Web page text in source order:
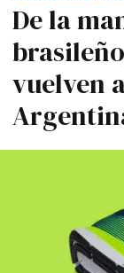
De la
vuelven